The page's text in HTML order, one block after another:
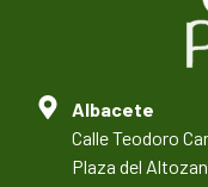
Albacete
Calle Teodoro
Plaza del